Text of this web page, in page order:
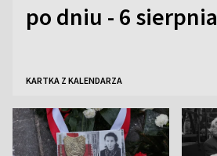
po dniu - 6 sierpnia
KARTKA Z KALENDARZA